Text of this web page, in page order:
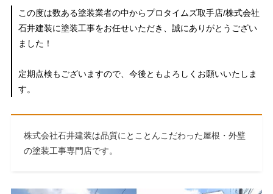
この度は数ある塗装業者の中からプロタイムズ取手店/株式会社
石井建装に塗装工事をお任せいただき、誠にありがとうござい
ました！
定期点検もございますので、今後ともよろしくお願いいたしま
す。
株式会社石井建装は品質にとことんこだわった屋根・外壁
の塗装工事専門店です。